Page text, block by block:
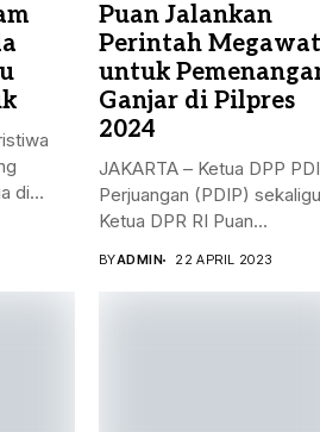
di
Puan Jalankan
Perintah
untuk
Ganjar di Pilpres
2024
JAKARTA – Ketua DPP PDI
Perjuangan (PDIP)
Ketua DPR RI Puan...
BYADMIN 22 APRIL 2023